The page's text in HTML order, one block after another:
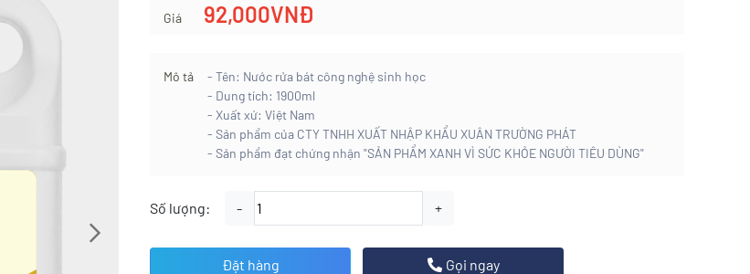
Giá 92,000VNĐ
Mô tả
- Tên: Nước rửa bát công nghệ sinh học
- Dung tích: 1900ml
- Xuất xứ: Việt Nam
- Sản phẩm của CTY TNHH XUẤT NHẬP KHẨU XUÂN TRƯỜNG PHÁT
- Sản phẩm đạt chứng nhận "SẢN PHẨM XANH VÌ SỨC KHỎE NGƯỜI TIÊU DÙNG"
Số lượng: - +
Đặt hàng Gọi ngay